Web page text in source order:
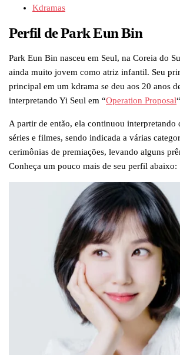
Kdramas
Perfil de Park Eun Bin
Park Eun Bin nasceu em Seul, na Coreia do
ainda muito jovem como atriz infantil. Seu
principal em um kdrama se deu aos 20 anos
interpretando Yi Seul em “Operation Proposal
A partir de então, ela continuou interpretando
séries e filmes, sendo indicada a várias
cerimônias de premiações, levando alguns
Conheça um pouco mais de seu perfil abaixo: